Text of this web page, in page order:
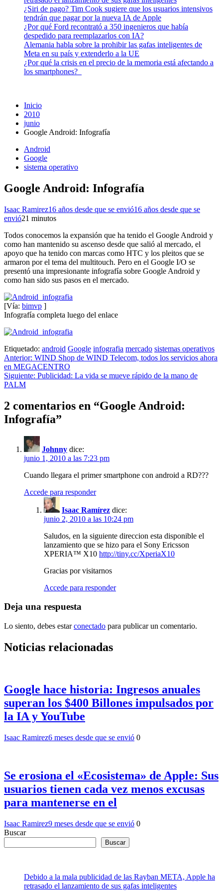
¿Siri de pago? Tim Cook sugiere que los usuarios intensivos
tendrán que pagar por la nueva IA de Apple
¿Por qué Ford recontrató a 350 ingenieros que había
despedido para reemplazarlos con IA?
Alemania habla sobre la prohibir las gafas inteligentes de
Meta en su país y extenderlo a la UE
¿Por qué la crisis en el precio de la memoria está afectando a
los smartphones?
Inicio
2010
junio
Google Android: Infografía
Android
Google
sistema operativo
Google Android: Infografía
Isaac Ramirez16 años desde que se envió16 años desde que se
envió21 minutos
Todos conocemos la expansión que ha tenido el Google Android y
como han mantenido su ascenso desde que salió al mercado, el
apoyo que ha tenido con marcas como HTC y los pleitos que se
armaron por el tema del multitouch. Pero en el Google I/O se
presentó una impresionante infografía sobre Google Android y
como han sido sus pasos en el mercado.
[Vía: bimvp ]
Infografía completa luego del enlace
Etiquetado: android Google infografia mercado sistemas operativos
Navegación
de
entradas
Anterior: WIND Shop de WIND Telecom, todos los servicios ahora
en MEGACENTRO
Siguiente: Publicidad: La vida se mueve rápido de la mano de
PALM
2 comentarios en “Google Android:
Infografía”
Johnny dice:
junio 1, 2010 a las 7:23 pm
Cuando llegara el primer smartphone con android a RD???
Accede para responder
Isaac Ramírez dice:
junio 2, 2010 a las 10:24 pm
Saludos, en la siguiente direccion esta disponible el
lanzamiento que se hizo para el Sony Ericsson
XPERIA™ X10 http://tiny.cc/XperiaX10
Gracias por visitarnos
Accede para responder
Deja una respuesta
Lo siento, debes estarconectado para publicar un comentario.
Noticias relacionadas
Google hace historia: Ingresos anuales
superan los $400 Billones impulsados por
la IA y YouTube
Isaac Ramirez6 meses desde que se envió 0
Se erosiona el «Ecosistema» de Apple: Sus
usuarios tienen cada vez menos excusas
para mantenerse en el
Isaac Ramirez9 meses desde que se envió 0
Buscar
Buscar
Debido a la mala publicidad de las Rayban META, Apple ha
retrasado el lanzamiento de sus gafas inteligentes